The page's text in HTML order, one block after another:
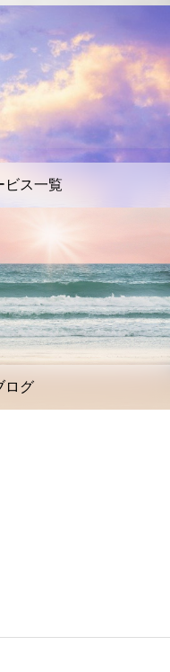
ビス一覧
ログ